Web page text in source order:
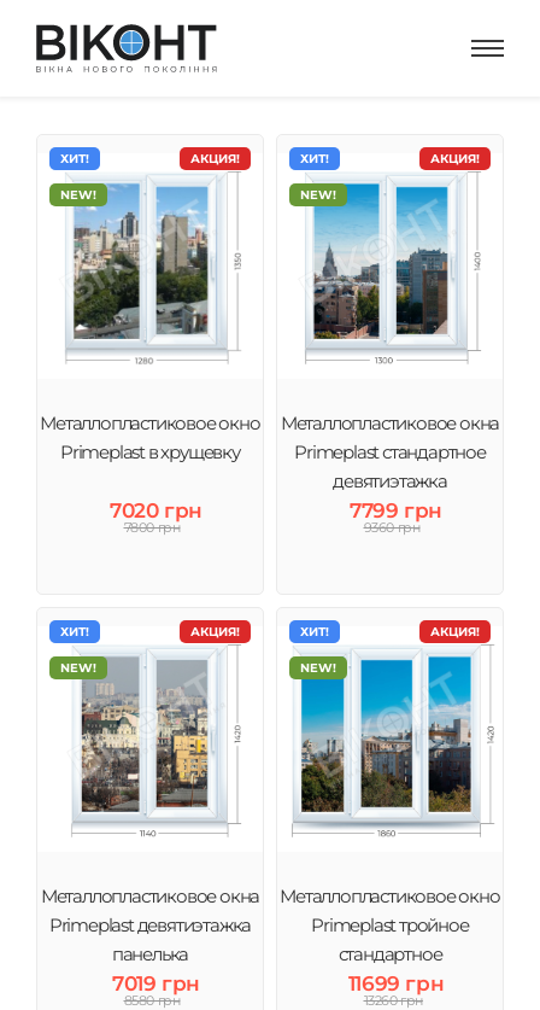
АКЦИЯ!
ХИТ!
NEW!
Металлопластиковое окно
Primeplast в хрущевку
7020 грн
7800 грн
АКЦИЯ!
ХИТ!
NEW!
Металлопластиковое окна
Primeplast стандартное
девятиэтажка
7799 грн
9360 грн
АКЦИЯ!
ХИТ!
NEW!
Металлопластиковое окна
Primeplast девятиэтажка
панелька
7019 грн
8580 грн
АКЦИЯ!
ХИТ!
NEW!
Металлопластиковое окно
Primeplast тройное
стандартное
11699 грн
13260 грн